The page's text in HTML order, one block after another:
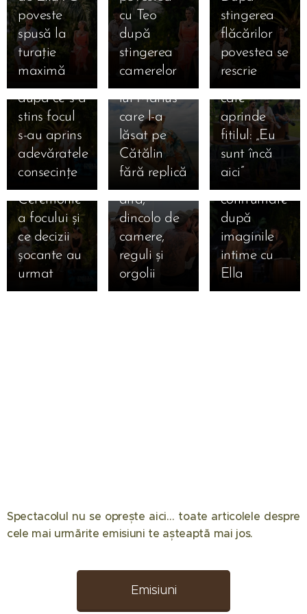
poveste
spusă la
turație
maximă
cu Teo
după
stingerea
camerelor
stingerea
flăcărilor
povestea se
rescrie
ales scurt și
intens,
Maria a
ales lung și
greu, iar
după ce s-a
stins focul
s-au aprins
adevăratele
consecințe
la Insula
iubirii la 5
dimineața:
secretul
săruturilor
lui Marius
care l-a
lăsat pe
Cătălin
fără replică
iubirii,
lacrimi care
schimbă
destine și
un bilet
care
aprinde
fitilul: „Eu
sunt încă
aici” 🔥
🔥 Foc,
lacrimi și
adevăruri
tăioase la
Insula
iubirii! Cum
s-au privit
Marian și
Bianca la
ultima
Ceremonie
a focului și
ce decizii
șocante au
urmat 🔥
03.09.2025
Revederea
care a
răsturnat
insula: cum
au alergat
inimile lui
Francesca
și Cristi
una spre
alta,
dincolo de
camere,
reguli și
orgolii
03.09.2025
Bonfire
exploziv:
Andrei vs.
Teo, prima
confruntare
după
imaginile
intime cu
Ella 🔥
Spectacolul nu se oprește aici… toate articolele despre
cele mai urmărite emisiuni te așteaptă mai jos. 📺✨
Emisiuni
12.05.2026
Eliminare
Doar patru
08.05.2026
Semifinala
talent 2026
a făcut
spectacol
08.04.2026
Chefi la
2026:
echipelor